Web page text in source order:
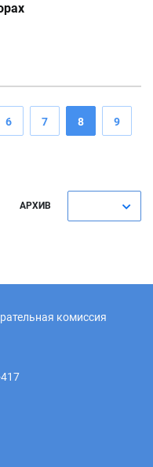
6 7 8 9
АРХИВ
комиссия